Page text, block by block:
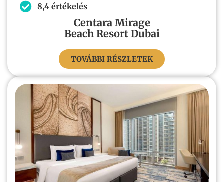
8,4 értékelés
Centara Mirage
Beach Resort Dubai
TOVÁBBI RÉSZLETEK